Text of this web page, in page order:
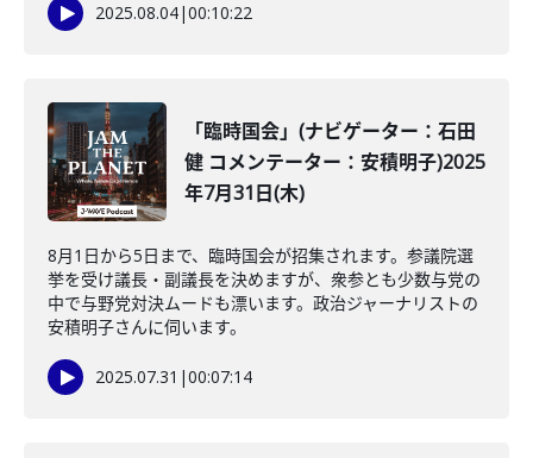
2025.08.04|00:10:22
「臨時国会」(ナビゲーター：石田
健 コメンテーター：安積明子)2025
年7月31日(木)
8月1日から5日まで、臨時国会が招集されます。参議院選
挙を受け議長・副議長を決めますが、衆参とも少数与党の
中で与野党対決ムードも漂います。政治ジャーナリストの
安積明子さんに伺います。
2025.07.31 |00:07:14